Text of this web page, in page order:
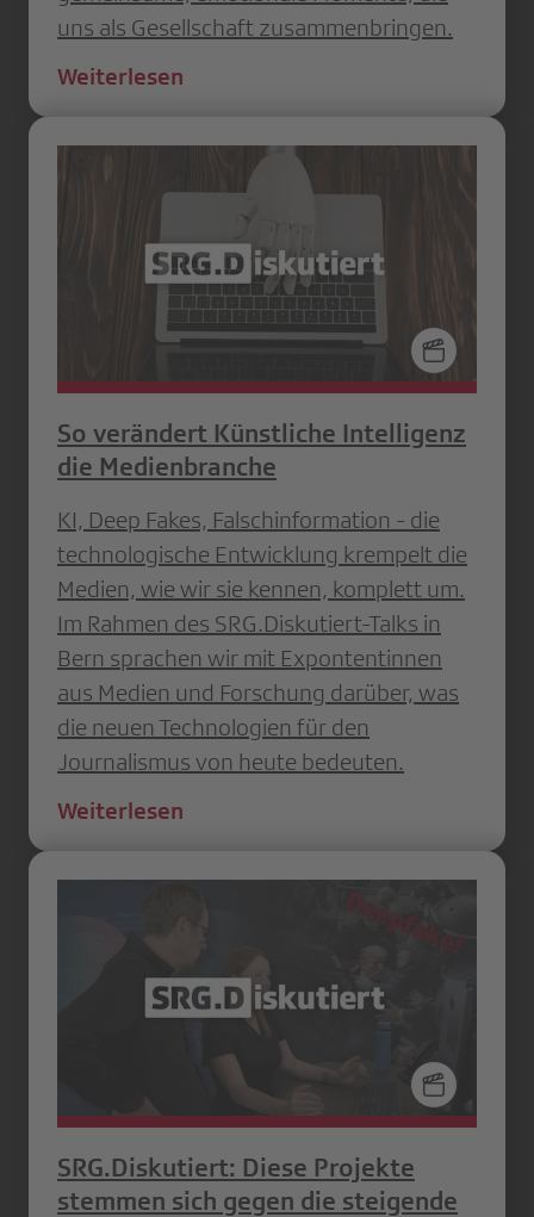
uns als Gesellschaft zusammenbringen.
Weiterlesen
So verändert Künstliche Intelligenz
die Medienbranche
KI, Deep Fakes, Falschinformation - die
technologische Entwicklung krempelt die
Medien, wie wir sie kennen, komplett um.
Im Rahmen des SRG.Diskutiert-Talks in
Bern sprachen wir mit Expontentinnen
aus Medien und Forschung darüber, was
die neuen Technologien für den
Journalismus von heute bedeuten.
Weiterlesen
SRG.Diskutiert: Diese Projekte
stemmen sich gegen die steigende